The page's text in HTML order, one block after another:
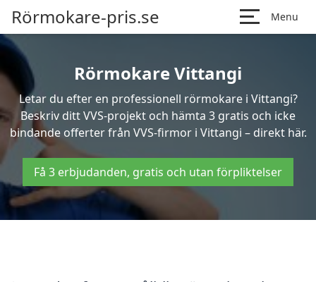
Rörmokare-pris.se Menu
Rörmokare Vittangi
Letar du efter en professionell rörmokare i Vittangi?
Beskriv ditt VVS-projekt och hämta 3 gratis och icke
bindande offerter från VVS-firmor i Vittangi – direkt här.
Få 3 erbjudanden, gratis och utan förpliktelser